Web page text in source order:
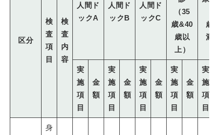
区分
検
査
項
目
検
査
内
容
人間ド
ックA
人間ド
ックB
人間ド
ックC
（35
歳&40
歳以
上）
歳
満
実
施
項
目
金
額
実
施
項
目
金
額
実
施
項
目
金
額
実
施
項
目
金
額
実
施
項
目
身